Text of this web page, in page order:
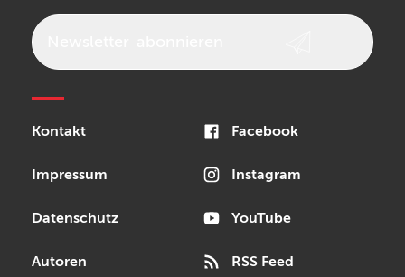
Kontakt
Impressum
Datenschutz
Autoren
Facebook
Instagram
YouTube
RSS Feed